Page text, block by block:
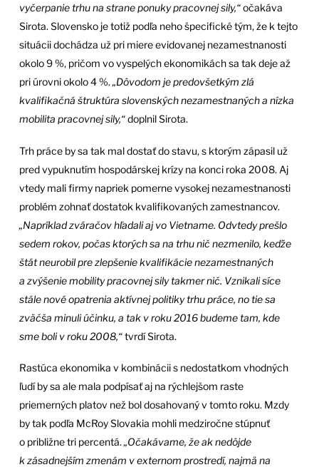
vyčerpanie trhu na strane ponuky pracovnej sily,“očakáva
Sirota. Slovensko je totiž podľa neho špecifické tým, že k tejto
situácii dochádza už pri miere evidovanej nezamestnanosti
okolo 9 %, pričom vo vyspelých ekonomikách sa tak deje až
pri úrovni okolo 4 %. „Dôvodom je predovšetkým zlá
kvalifikačná štruktúra slovenských nezamestnaných a nízka
mobilita pracovnej sily,“doplnil Sirota.
Trh práce by sa tak mal dostať do stavu, s ktorým zápasil už
pred vypuknutím hospodárskej krízy na konci roka 2008. Aj
vtedy mali firmy napriek pomerne vysokej nezamestnanosti
problém zohnať dostatok kvalifikovaných zamestnancov.
„Napríklad zváračov hľadali aj vo Vietname. Odvtedy prešlo
sedem rokov, počas ktorých sa na trhu nič nezmenilo, keďže
štát neurobil pre zlepšenie kvalifikácie nezamestnaných
a zvýšenie mobility pracovnej sily takmer nič. Vznikali síce
stále nové opatrenia aktívnej politiky trhu práce, no tie sa
zväčša minuli účinku, a tak v roku 2016 budeme tam, kde
sme boli v roku 2008,“tvrdí Sirota.
Rastúca ekonomika v kombinácii s nedostatkom vhodných
ľudí by sa ale mala podpísať aj na rýchlejšom raste
priemerných platov než bol dosahovaný v tomto roku. Mzdy
by tak podľa McRoy Slovakia mohli medziročne stúpnuť
o približne tri percentá. „Očakávame, že ak nedôjde
k zásadnejším zmenám v externom prostredí, najmä na